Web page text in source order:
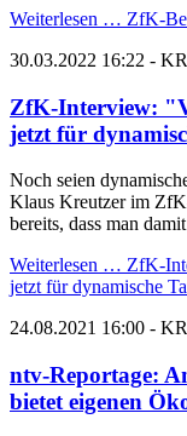
Weiterlesen … ZfK-
30.03.2022 16:22 -
ZfK-Interview:
jetzt für
Noch seien
Klaus Kreutzer im
bereits, dass man
Weiterlesen … ZfK-
jetzt für dynamische
24.08.2021 16:00 -
ntv-Reportage:
bietet eigenen